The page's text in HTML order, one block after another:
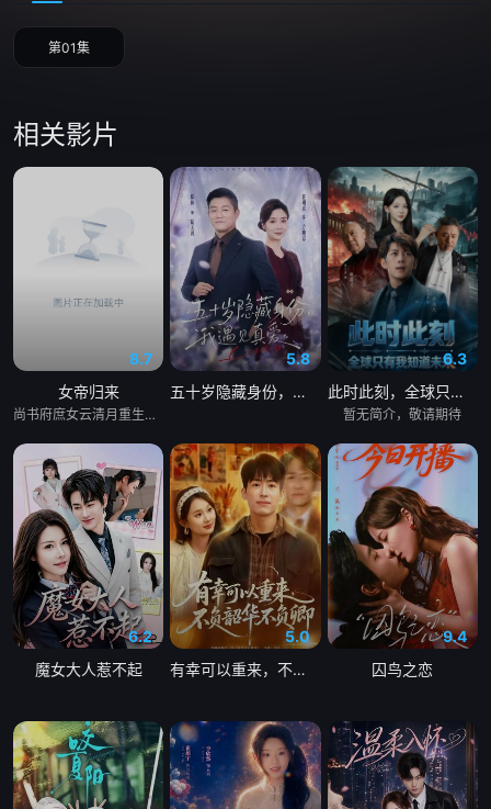
第01集
相关影片
8.7
女帝归来
尚书府庶女云清月重生归来，手撕媂姐媂母洗刷前世屈辱，结识摄政王萧寒渊。她身为前朝遗孤，执掌凰影卫，闯宫廷斗权贵，赴边关平定异族战乱，于朝堂肃清奸佞整顿朝纲。历经权谋厮杀，生死相守望，她放下前朝执念守护苍生，最终登顶帝位，与萧寒渊相守共治天下。
5.8
五十岁隐藏身份，我遇见真爱
6.3
此时此刻，全球只有我知道未来
暂无简介，敬请期待
6.2
魔女大人惹不起
5.0
有幸可以重来，不负韶华不负卿
9.4
囚鸟之恋